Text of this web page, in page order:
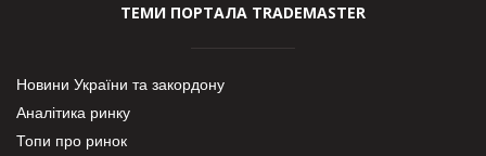
ТЕМИ ПОРТАЛА TRADEMASTER
Новини України та закордону
Аналітика ринку
Топи про ринок